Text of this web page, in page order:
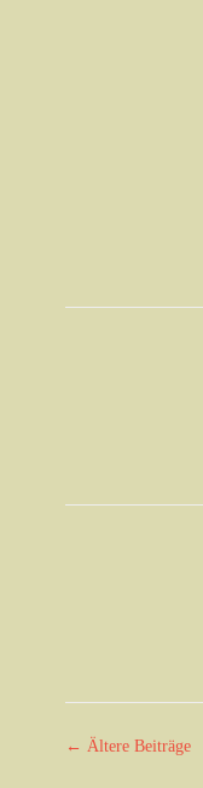
Beitrag-
← Ältere Beiträge